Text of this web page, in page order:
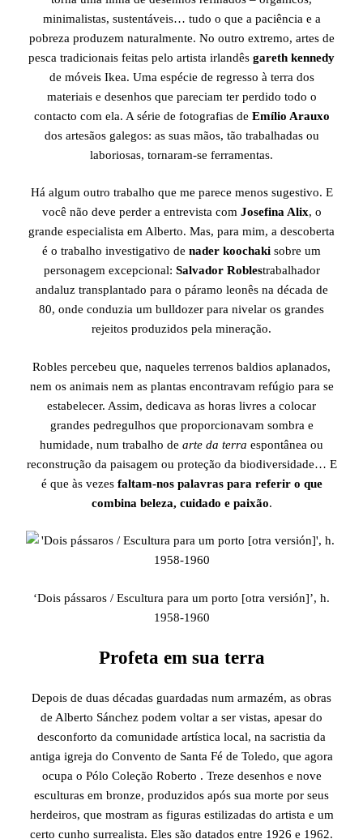
minimalistas, sustentáveis… tudo o que a paciência e a
pobreza produzem naturalmente. No outro extremo, artes de
pesca tradicionais feitas pelo artista irlandês gareth kennedy
de móveis Ikea. Uma espécie de regresso à terra dos
materiais e desenhos que pareciam ter perdido todo o
contacto com ela. A série de fotografias de Emílio Arauxo
dos artesãos galegos: as suas mãos, tão trabalhadas ou
laboriosas, tornaram-se ferramentas.
Há algum outro trabalho que me parece menos sugestivo. E
você não deve perder a entrevista com Josefina Alix, o
grande especialista em Alberto. Mas, para mim, a descoberta
é o trabalho investigativo de nader koochaki sobre um
personagem excepcional: Salvador Roblestrabalhador
andaluz transplantado para o páramo leonês na década de
80, onde conduzia um bulldozer para nivelar os grandes
rejeitos produzidos pela mineração.
Robles percebeu que, naqueles terrenos baldios aplanados,
nem os animais nem as plantas encontravam refúgio para se
estabelecer. Assim, dedicava as horas livres a colocar
grandes pedregulhos que proporcionavam sombra e
humidade, num trabalho de arte da terra espontânea ou
reconstrução da paisagem ou proteção da biodiversidade… E
é que às vezes faltam-nos palavras para referir o que
combina beleza, cuidado e paixão.
‘Dois pássaros / Escultura para um porto [otra versión]’, h.
1958-1960
Profeta em sua terra
Depois de duas décadas guardadas num armazém, as obras
de Alberto Sánchez podem voltar a ser vistas, apesar do
desconforto da comunidade artística local, na sacristia da
antiga igreja do Convento de Santa Fé de Toledo, que agora
ocupa o Pólo Coleção Roberto . Treze desenhos e nove
esculturas em bronze, produzidos após sua morte por seus
herdeiros, que mostram as figuras estilizadas do artista e um
certo cunho surrealista. Eles são datados entre 1926 e 1962.